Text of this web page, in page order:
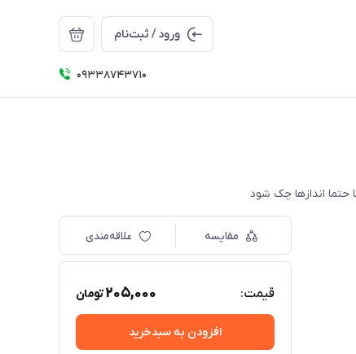
ورود / ثبت‌نام
09338743710
مقایسه علاقه‌مندی
قیمت: 205,000تومان
افزودن به سبدخرید